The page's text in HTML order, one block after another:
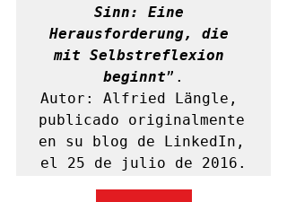
Sinn: Eine
Herausforderung, die
mit Selbstreflexion
beginnt”.
Autor: Alfried Längle,
publicado originalmente
en su blog de LinkedIn,
el 25 de julio de 2016.